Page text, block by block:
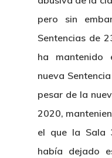
pero sin
Sentencias de
ha mantenido
nueva
pesar de la
2020,
el que la Sala
había dejado